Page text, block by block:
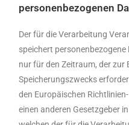
personenbezogenen
Der für die Verarbeitung
speichert
nur für den Zeitraum, der zur
Speicherungszwecks
den Europäischen
einen anderen Gesetzgeber